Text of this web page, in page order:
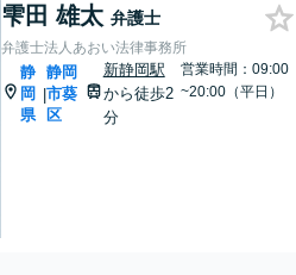
雫田 雄太 弁護士
弁護士法人あおい法律事務所
静
岡
県
|
静岡
市葵
区
新静岡駅
から徒歩2
分
営業時間：09:00
~20:00（平日）